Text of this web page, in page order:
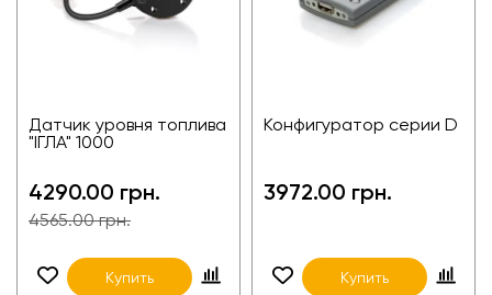
Датчик уровня топлива
"ІГЛА" 1000
4290.00 грн.
4565.00 грн.
Купить
Конфигуратор серии D
3972.00 грн.
Купить